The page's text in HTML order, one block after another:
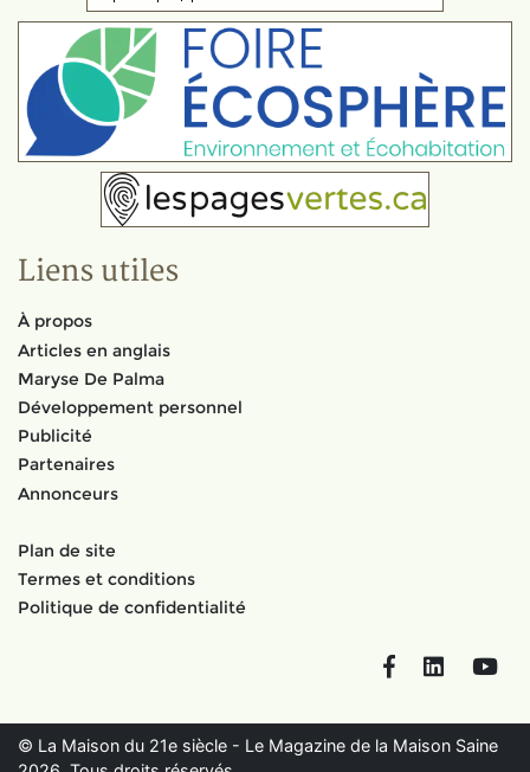
Liens utiles
À propos
Articles en anglais
Maryse De Palma
Développement personnel
Publicité
Partenaires
Annonceurs
Plan de site
Termes et conditions
Politique de confidentialité
FacebookLinkedIn
© La Maison du 21e siècle - Le Magazine de la Maison Saine